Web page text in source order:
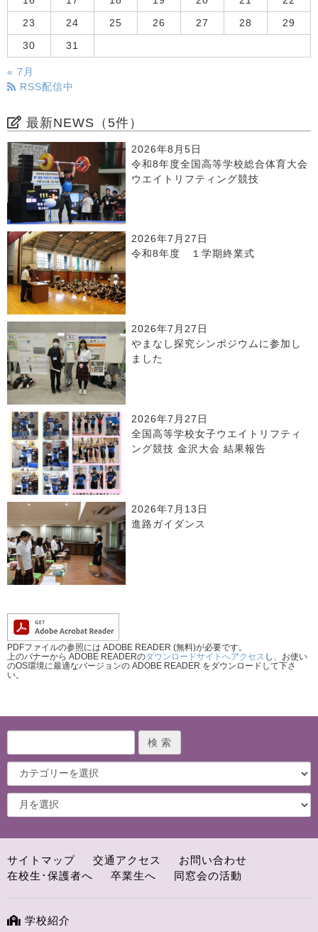
23 24 25 26 27 28 29
30 31
« 7月
RSS配信中
最新NEWS（5件）
2026年8月5日
令和8年度全国高等学校総合体育大会
ウエイトリフティング競技
2026年7月27日
令和8年度 １学期終業式
2026年7月27日
やまなし探究シンポジウムに参加し
ました
2026年7月27日
全国高等学校女子ウエイトリフティ
ング競技 金沢大会 結果報告
2026年7月13日
進路ガイダンス
PDFファイルの参照には ADOBE READER (無料)が必要です。
上のバナーから ADOBE READERのダウンロードサイトへアクセス し、お使い
のOS環境に最適なバージョンの ADOBE READER をダウンロードして下さ
い。
サイトマップ 交通アクセス
お問い合わせ
在校生･保護者へ
卒業生へ 同窓会の活動
学校紹介